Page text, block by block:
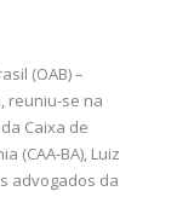
(OAB) –
reuniu-se na
Caixa de
(CAA-BA), Luiz
advogados da